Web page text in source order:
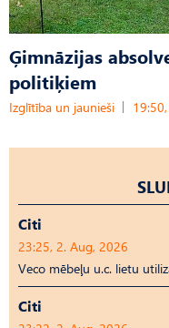
Ģimnāzijas
politiķiem
Izglītība un jaunieši
Citi
23:25, 2. Aug, 2026
Veco mēbeļu u.c. lietu
Citi